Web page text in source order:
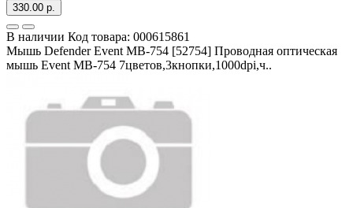
330.00 р.
В наличии Код товара: 000615861
Мышь Defender Event MB-754 [52754] Проводная оптическая
мышь Event MB-754 7цветов,3кнопки,1000dpi,ч..